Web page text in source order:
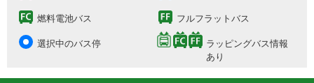
燃料電池バス フルフラットバス
選択中のバス停
ラッピングバス情報
あり